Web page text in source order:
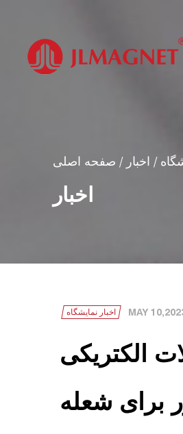
صفحه اصلی / اخبار /
اخبار
اخبار نمایشگاه MAY
الکتریکی
برای شعله